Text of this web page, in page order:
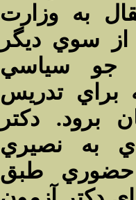
به وزارت
سوي ديگر
جو سياسي
براي تدريس
برود. دكتر
به نصيري
حضوري طبق